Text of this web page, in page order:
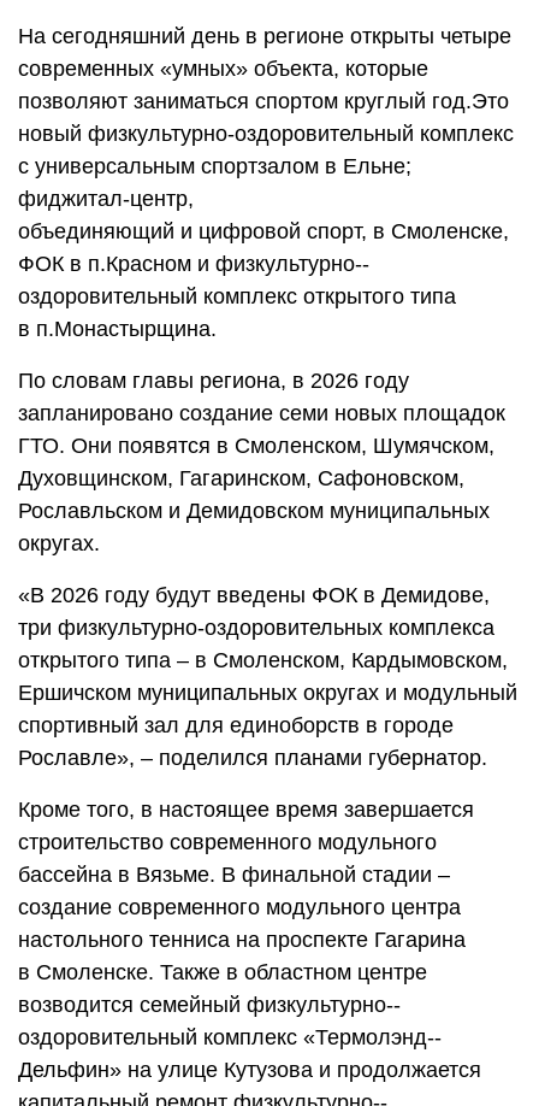
На сегодняшний день в регионе открыты четыре
современных «умных» объекта, которые
позволяют заниматься спортом круглый год.Это
новый физкультурно-­оздоровительный комплекс
с универсальным спортзалом в Ельне;
фиджитал-­центр,
объединяющий и цифровой спорт, в Смоленске,
ФОК в п.Красном и физкультурно-­
оздоровительный комплекс открытого типа
в п.Монастырщина.
По словам главы региона, в 2026 году
запланировано создание семи новых площадок
ГТО. Они появятся в Смоленском, Шумячском,
Духовщинском, Гагаринском, Сафоновском,
Рославльском и Демидовском муниципальных
округах.
«В 2026 году будут введены ФОК в Демидове,
три физкультурно-­оздоровительных комплекса
открытого типа – в Смоленском, Кардымовском,
Ершичском муниципальных округах и модульный
спортивный зал для единоборств в городе
Рославле», – поделился планами губернатор.
Кроме того, в настоящее время завершается
строительство современного модульного
бассейна в Вязьме. В финальной стадии –
создание современного модульного центра
настольного тенниса на проспекте Гагарина
в Смоленске. Также в областном центре
возводится семейный физкультурно-­
оздоровительный комплекс «Термолэнд-­
Дельфин» на улице Кутузова и продолжается